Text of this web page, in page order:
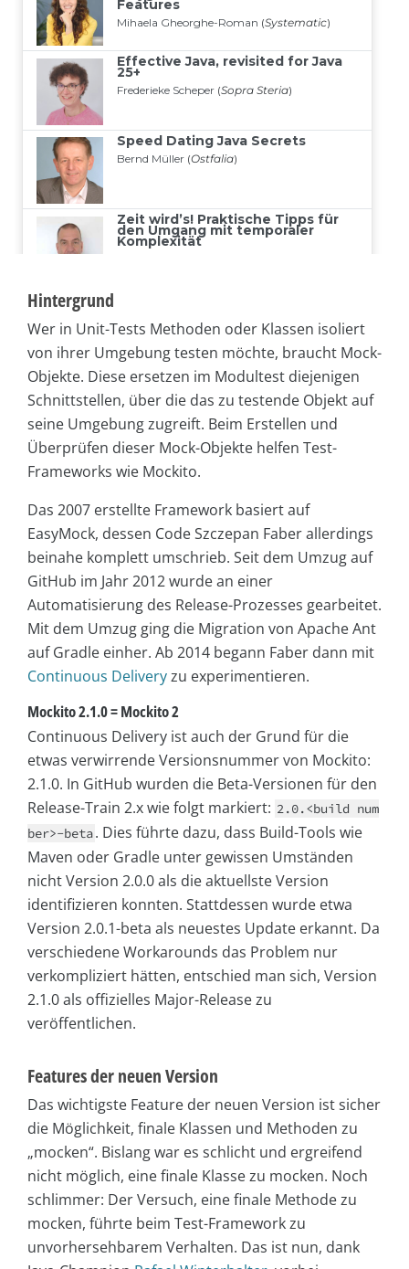
Hintergrund
Wer in Unit-Tests Methoden oder Klassen isoliert
von ihrer Umgebung testen möchte, braucht Mock-
Objekte. Diese ersetzen im Modultest diejenigen
Schnittstellen, über die das zu testende Objekt auf
seine Umgebung zugreift. Beim Erstellen und
Überprüfen dieser Mock-Objekte helfen Test-
Frameworks wie Mockito.
Das 2007 erstellte Framework basiert auf
EasyMock, dessen Code Szczepan Faber allerdings
beinahe komplett umschrieb. Seit dem Umzug auf
GitHub im Jahr 2012 wurde an einer
Automatisierung des Release-Prozesses gearbeitet.
Mit dem Umzug ging die Migration von Apache Ant
auf Gradle einher. Ab 2014 begann Faber dann mit
Continuous Deliveryzu experimentieren.
Mockito 2.1.0 = Mockito 2
Continuous Delivery ist auch der Grund für die
etwas verwirrende Versionsnummer von Mockito:
2.1.0. In GitHub wurden die Beta-Versionen für den
Release-Train 2.x wie folgt markiert: 2.0.<build num
ber>-beta. Dies führte dazu, dass Build-Tools wie
Maven oder Gradle unter gewissen Umständen
nicht Version 2.0.0 als die aktuellste Version
identifizieren konnten. Stattdessen wurde etwa
Version 2.0.1-beta als neuestes Update erkannt. Da
verschiedene Workarounds das Problem nur
verkompliziert hätten, entschied man sich, Version
2.1.0 als offizielles Major-Release zu
veröffentlichen.
Features der neuen Version
Das wichtigste Feature der neuen Version ist sicher
die Möglichkeit, finale Klassen und Methoden zu
„mocken“. Bislang war es schlicht und ergreifend
nicht möglich, eine finale Klasse zu mocken. Noch
schlimmer: Der Versuch, eine finale Methode zu
mocken, führte beim Test-Framework zu
unvorhersehbarem Verhalten. Das ist nun, dank